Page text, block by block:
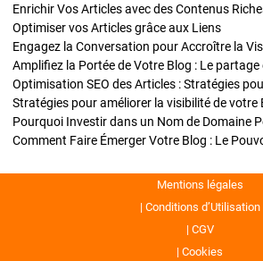
Optimiser vos Articles grâce aux Liens
Engagez la Conversation pour Accroître la
Amplifiez la Portée de Votre Blog : Le partage
Mentions légales
Conditions d’Utilisation
CGV
Cookies